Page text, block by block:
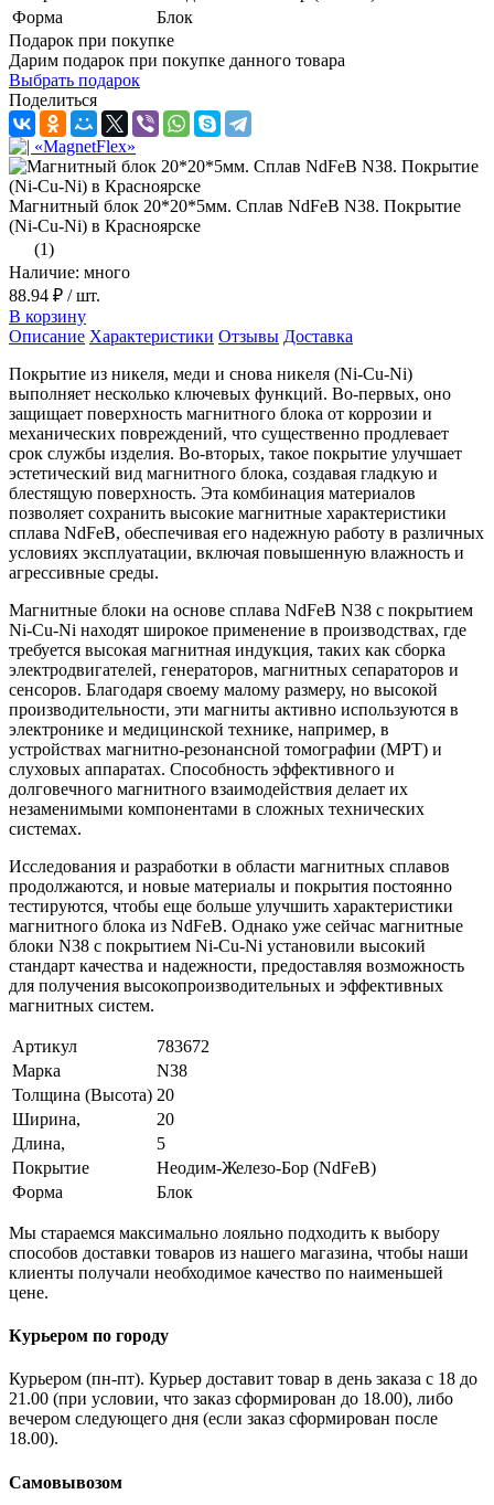
Форма
Блок
Подарок при покупке
Дарим подарок при покупке данного товара
Выбрать подарок
Поделиться
Магнитный блок 20*20*5мм. Сплав NdFeB N38. Покрытие
(Ni-Cu-Ni) в Красноярске
(1)
Наличие: много
88.94 ₽ / шт.
В корзину
Описание Характеристики Отзывы Доставка
Покрытие из никеля, меди и снова никеля (Ni-Cu-Ni)
выполняет несколько ключевых функций. Во-первых, оно
защищает поверхность магнитного блока от коррозии и
механических повреждений, что существенно продлевает
срок службы изделия. Во-вторых, такое покрытие улучшает
эстетический вид магнитного блока, создавая гладкую и
блестящую поверхность. Эта комбинация материалов
позволяет сохранить высокие магнитные характеристики
сплава NdFeB, обеспечивая его надежную работу в различных
условиях эксплуатации, включая повышенную влажность и
агрессивные среды.
Магнитные блоки на основе сплава NdFeB N38 с покрытием
Ni-Cu-Ni находят широкое применение в производствах, где
требуется высокая магнитная индукция, таких как сборка
электродвигателей, генераторов, магнитных сепараторов и
сенсоров. Благодаря своему малому размеру, но высокой
производительности, эти магниты активно используются в
электронике и медицинской технике, например, в
устройствах магнитно-резонансной томографии (МРТ) и
слуховых аппаратах. Способность эффективного и
долговечного магнитного взаимодействия делает их
незаменимыми компонентами в сложных технических
системах.
Исследования и разработки в области магнитных сплавов
продолжаются, и новые материалы и покрытия постоянно
тестируются, чтобы еще больше улучшить характеристики
магнитного блока из NdFeB. Однако уже сейчас магнитные
блоки N38 с покрытием Ni-Cu-Ni установили высокий
стандарт качества и надежности, предоставляя возможность
для получения высокопроизводительных и эффективных
магнитных систем.
Артикул
783672
Марка
N38
Толщина (Высота) 20
Ширина,
20
Длина,
5
Покрытие
Неодим-Железо-Бор (NdFeB)
Форма
Блок
Мы стараемся максимально лояльно подходить к выбору
способов доставки товаров из нашего магазина, чтобы наши
клиенты получали необходимое качество по наименьшей
цене.
Курьером по городу
Курьером (пн-пт). Курьер доставит товар в день заказа с 18 до
21.00 (при условии, что заказ сформирован до 18.00), либо
вечером следующего дня (если заказ сформирован после
18.00).
Самовывозом